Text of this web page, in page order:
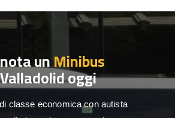
unMinibus
oggi
classe economica con autista